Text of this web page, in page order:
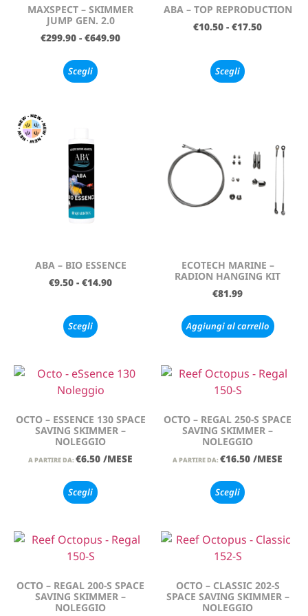
MAXSPECT – SKIMMER
JUMP GEN. 2.0
€299.90 - €649.90
Scegli
ABA – TOP REPRODUCTION
€10.50 - €17.50
Scegli
ABA – BIO ESSENCE
€9.50 - €14.90
Scegli
ECOTECH MARINE –
RADION HANGING KIT
€81.99
Aggiungi al carrello
OCTO – ESSENCE 130 SPACE
SAVING SKIMMER –
NOLEGGIO
A PARTIRE DA: €6.50 /MESE
Scegli
OCTO – REGAL 250-S SPACE
SAVING SKIMMER –
NOLEGGIO
A PARTIRE DA: €16.50 /MESE
Scegli
OCTO – REGAL 200-S SPACE
SAVING SKIMMER –
NOLEGGIO
OCTO – CLASSIC 202-S
SPACE SAVING SKIMMER –
NOLEGGIO